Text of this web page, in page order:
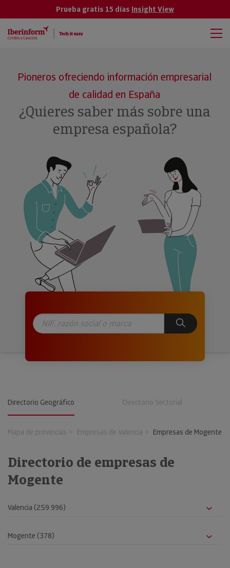
Prueba gratis 15 días Insight View
Pioneros ofreciendo información empresarial
de calidad en España
¿Quieres saber más sobre una
empresa española?
Directorio Geográfico Directorio Sectorial
Mapa de provincias Empresas de Valencia Empresas de Mogente
Directorio de empresas de
Mogente